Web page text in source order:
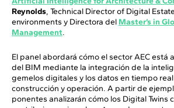
Reynolds, Technical Director of Digital
environments y Directora del Master’s in
Management.
El panel abordará cómo el sector AEC está
del BIM mediante la integración de la
gemelos digitales y los datos en tiempo
construcción y operación. A partir de
ponentes analizarán cómo los Digital Twins